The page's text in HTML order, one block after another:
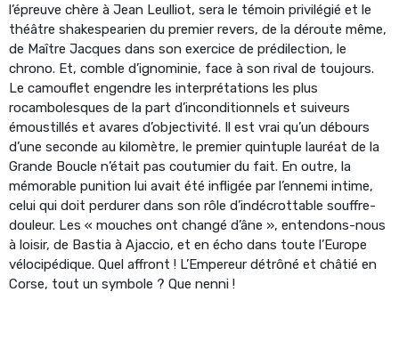
l’épreuve chère à Jean Leulliot, sera le témoin privilégié et le
théâtre shakespearien du premier revers, de la déroute même,
de Maître Jacques dans son exercice de prédilection, le
chrono. Et, comble d’ignominie, face à son rival de toujours.
Le camouflet engendre les interprétations les plus
rocambolesques de la part d’inconditionnels et suiveurs
émoustillés et avares d’objectivité. Il est vrai qu’un débours
d’une seconde au kilomètre, le premier quintuple lauréat de la
Grande Boucle n’était pas coutumier du fait. En outre, la
mémorable punition lui avait été infligée par l’ennemi intime,
celui qui doit perdurer dans son rôle d’indécrottable souffre-
douleur. Les « mouches ont changé d’âne », entendons-nous
à loisir, de Bastia à Ajaccio, et en écho dans toute l’Europe
vélocipédique. Quel affront ! L’Empereur détrôné et châtié en
Corse, tout un symbole ? Que nenni !